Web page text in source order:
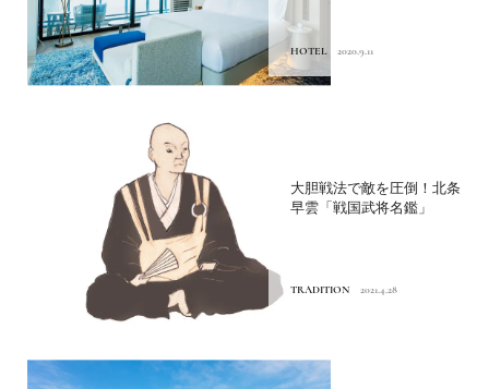
HOTEL 2020.9.11
大胆戦法で敵を圧倒！北条
早雲「戦国武将名鑑」
TRADITION 2021.4.28